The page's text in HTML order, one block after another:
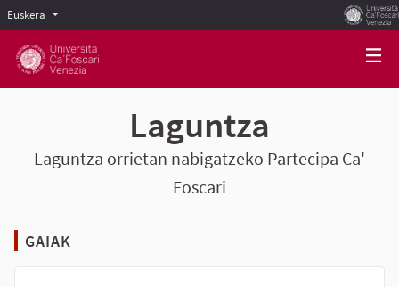
Euskera Scegli la lingua
Laguntza
Laguntza orrietan nabigatzeko Partecipa Ca'
Foscari
GAIAK